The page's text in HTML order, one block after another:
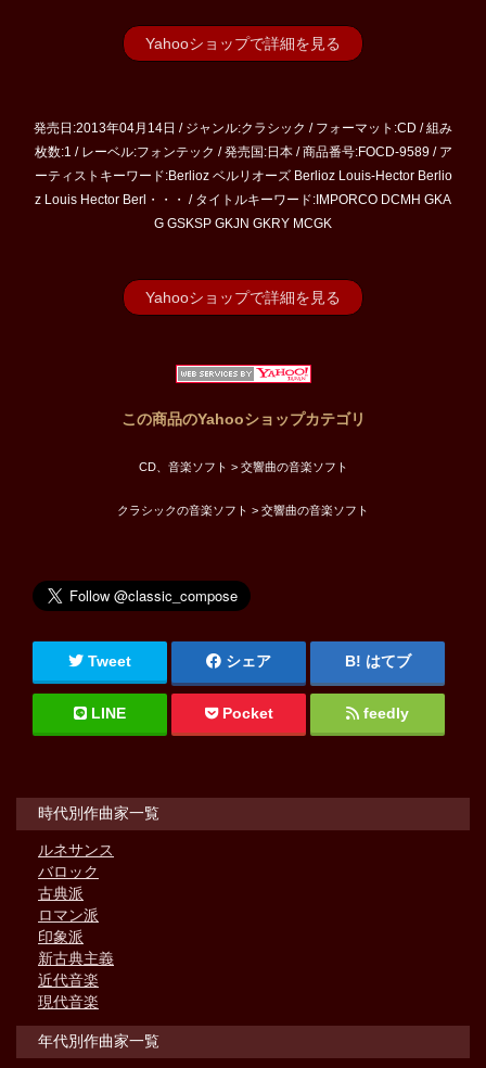
Yahooショップで詳細を見る
発売日:2013年04月14日 / ジャンル:クラシック / フォーマット:CD / 組み
枚数:1 / レーベル:フォンテック / 発売国:日本 / 商品番号:FOCD-9589 / ア
ーティストキーワード:Berlioz ベルリオーズ Berlioz Louis-Hector Berlio
z Louis Hector Berl・・・ / タイトルキーワード:IMPORCO DCMH GKA
G GSKSP GKJN GKRY MCGK
Yahooショップで詳細を見る
この商品のYahooショップカテゴリ
CD、音楽ソフト > 交響曲の音楽ソフト
クラシックの音楽ソフト > 交響曲の音楽ソフト
Tweet シェア はてブ
LINE Pocket feedly
時代別作曲家一覧
ルネサンス
バロック
古典派
ロマン派
印象派
新古典主義
近代音楽
現代音楽
年代別作曲家一覧